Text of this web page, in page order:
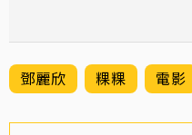
鄧麗欣 粿粿 電影